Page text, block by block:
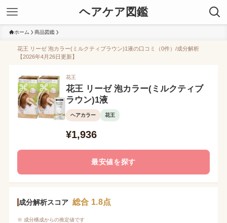
ヘアケア図鑑
ホーム 商品図鑑
花王 リーゼ 泡カラー(ミルクティブラウン)1液の口コミ（0件）/成分解析
【2026年4月26日更新】
花王
花王 リーゼ 泡カラー(ミルクティブ
ラウン)1液
ヘアカラー 花王
¥1,936
最安値を探す
成分解析スコア 総合 1.8点
※ 成分構成からの推定値です